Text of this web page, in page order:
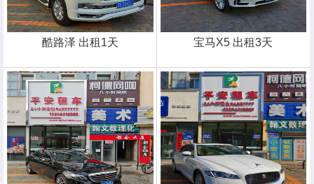
酷路泽 出租1天 宝马X5 出租3天